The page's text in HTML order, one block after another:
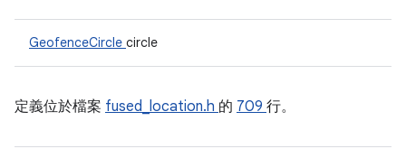
GeofenceCircle circle
定義位於檔案 fused_location.h 的 709 行。